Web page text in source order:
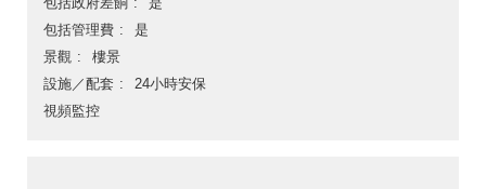
包括管理費
是
景觀
樓景
設施／配套
24小時安保
視頻監控